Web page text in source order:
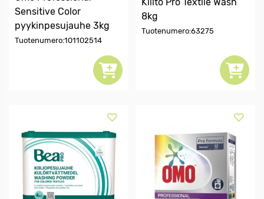
Sensitive Color
pyykinpesujauhe 3kg
Tuotenumero:101102514
8kg
Tuotenumero:63275